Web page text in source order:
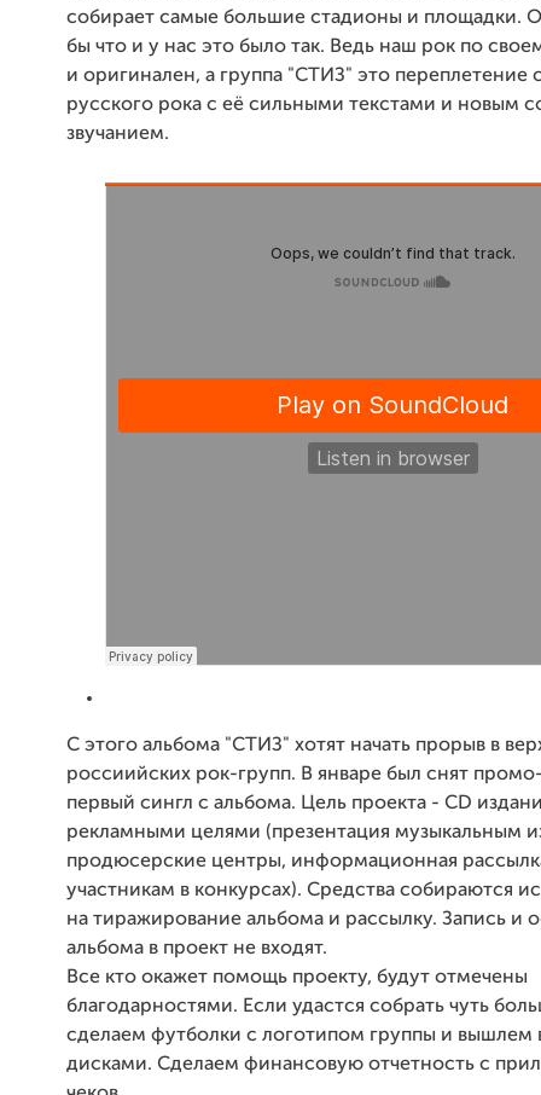
собирает самые большие стадионы и площадки.
бы что и у нас это было так. Ведь наш рок по
и оригинален, а группа "СТИЗ" это переплетение
русского рока с её сильными текстами и новым
звучанием.
С этого альбома "СТИЗ" хотят начать прорыв в
россиийских рок-групп. В январе был снят
первый сингл с альбома. Цель проекта - CD
рекламными целями (презентация музыкальным
продюсерские центры, информационная
участникам в конкурсах). Средства собираются
на тиражирование альбома и рассылку. Запись и
альбома в проект не входят.
Все кто окажет помощь проекту, будут отмечены
благодарностями. Если удастся собрать чуть
сделаем футболки с логотипом группы и вышлем
дисками. Сделаем финансовую отчетность с